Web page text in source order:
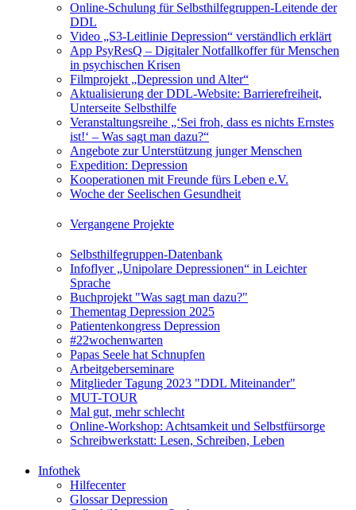
Online-Schulung für Selbsthilfegruppen-Leitende der
DDL
Video „S3-Leitlinie Depression“ verständlich erklärt
App PsyResQ – Digitaler Notfallkoffer für Menschen
in psychischen Krisen
Filmprojekt „Depression und Alter“
Aktualisierung der DDL-Website: Barrierefreiheit,
Unterseite Selbsthilfe
Veranstaltungsreihe „‘Sei froh, dass es nichts Ernstes
ist!‘ – Was sagt man dazu?“
Angebote zur Unterstützung junger Menschen
Expedition: Depression
Kooperationen mit Freunde fürs Leben e.V.
Woche der Seelischen Gesundheit
Vergangene Projekte
Selbsthilfegruppen-Datenbank
Infoflyer „Unipolare Depressionen“ in Leichter
Sprache
Buchprojekt "Was sagt man dazu?"
Thementag Depression 2025
Patientenkongress Depression
#22wochenwarten
Papas Seele hat Schnupfen
Arbeitgeberseminare
Mitglieder Tagung 2023 "DDL Miteinander"
MUT-TOUR
Mal gut, mehr schlecht
Online-Workshop: Achtsamkeit und Selbstfürsorge
Schreibwerkstatt: Lesen, Schreiben, Leben
Infothek
Hilfecenter
Glossar Depression